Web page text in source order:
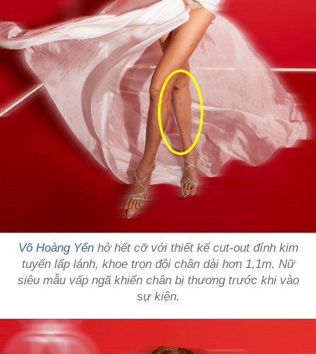
Võ Hoàng Yếnhở hết cỡ với thiết kế cut-out đính kim
tuyến lấp lánh, khoe trọn đôi chân dài hơn 1,1m. Nữ
siêu mẫu vấp ngã khiến chân bị thương trước khi vào
sự kiện.